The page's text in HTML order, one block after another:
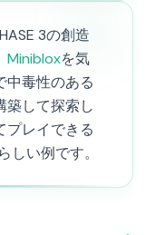
3の創造
Minibloxを気
中毒性のある
築して探索し
プレイできる
しい例です。